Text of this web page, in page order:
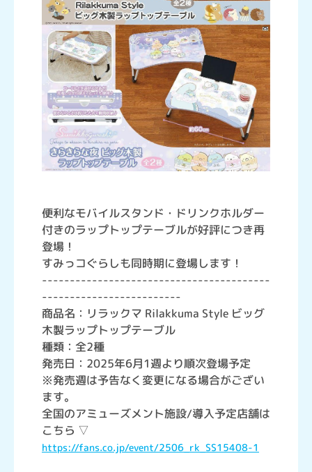
便利なモバイルスタンド・ドリンクホルダー
付きのラップトップテーブルが好評につき再
登場！
すみっコぐらしも同時期に登場します！
-----------------------------------------
-------------------------
商品名：リラックマ Rilakkuma Style ビッグ
木製ラップトップテーブル
種類：全2種
発売日：2025年6月1週より順次登場予定
※発売週は予告なく変更になる場合がござい
ます。
全国のアミューズメント施設/導入予定店舗は
こちら ▽
https://fans.co.jp/event/2506_rk_SS15408-1